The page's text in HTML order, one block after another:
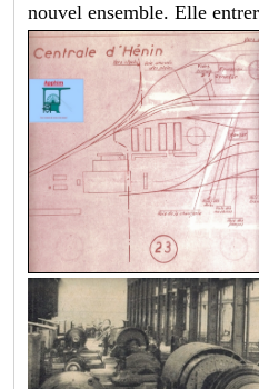
nouvel ensemble. Elle